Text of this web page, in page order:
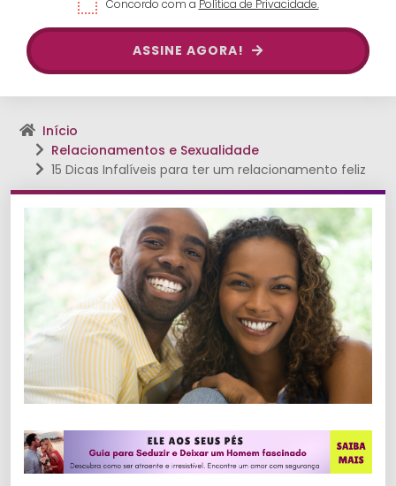
Concordo com a Política de Privacidade.
ASSINE AGORA!
Início
Relacionamentos e Sexualidade
15 Dicas Infalíveis para ter um relacionamento feliz